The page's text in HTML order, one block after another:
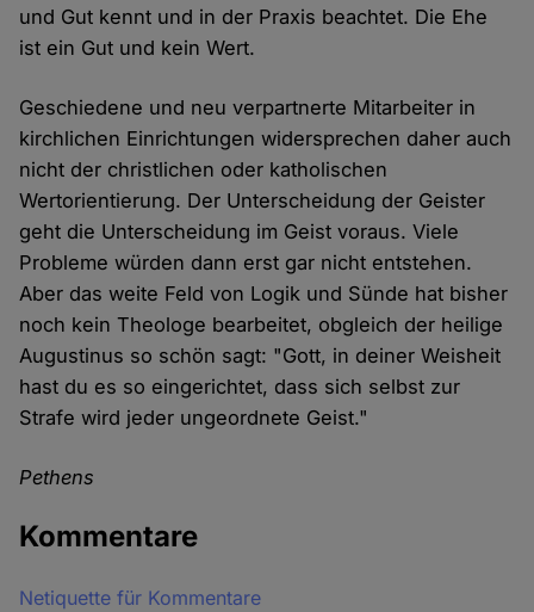
und Gut kennt und in der Praxis beachtet. Die Ehe
ist ein Gut und kein Wert.
Geschiedene und neu verpartnerte Mitarbeiter in
kirchlichen Einrichtungen widersprechen daher auch
nicht der christlichen oder katholischen
Wertorientierung. Der Unterscheidung der Geister
geht die Unterscheidung im Geist voraus. Viele
Probleme würden dann erst gar nicht entstehen.
Aber das weite Feld von Logik und Sünde hat bisher
noch kein Theologe bearbeitet, obgleich der heilige
Augustinus so schön sagt: "Gott, in deiner Weisheit
hast du es so eingerichtet, dass sich selbst zur
Strafe wird jeder ungeordnete Geist."
Pethens
Kommentare
Netiquette für Kommentare